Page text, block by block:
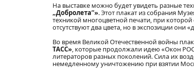
На выставке можно будет увидеть разные
„Добролета“». Этот плакат из собрания
техникой многоцветной печати, при
отсутствуют два цвета, но в экспозиции
Во время Великой Отечественной войны
ТАСС», которые продолжали идею «Окон
литераторов разных поколений. Сила их
немедленному уничтожению при взятии